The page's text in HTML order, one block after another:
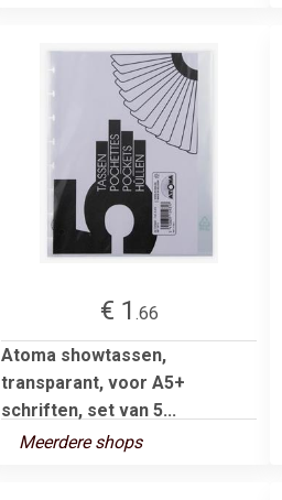
€ 1 .66
Atoma showtassen,
transparant, voor A5+
schriften, set van 5...
Meerdere shops